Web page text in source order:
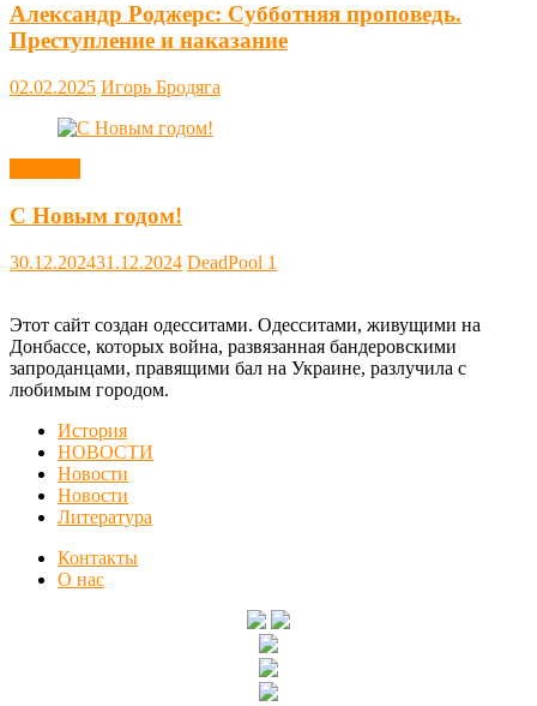
Александр Роджерс: Субботняя проповедь.
Преступление и наказание
02.02.2025 Игорь Бродяга
С Новым годом!
30.12.202431.12.2024 DeadPool 1
Этот сайт создан одесситами. Одесситами, живущими на
Донбассе, которых война, развязанная бандеровскими
запроданцами, правящими бал на Украине, разлучила с
любимым городом.
История
НОВОСТИ
Новости
Новости
Литература
Контакты
О нас